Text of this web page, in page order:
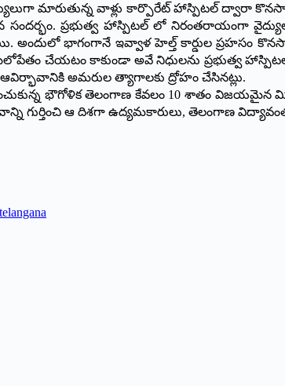
మారుతున్న వాళ్లు కార్పొరేట్ హాస్పిటల్ ద్వారా
ప్రభుత్వ హాస్పిటల్ లో నిరంతరాయంగా
అందులో భాగంగానే ఇవ్వాళ హెల్త్ కార్డుల ప్రహసం
చేయటం కాకుండా అవే నిధులను ప్రభుత్వ
అమరుల త్యాగాలకు ద్రోహం చేసినట్లు.
భౌగోళిక తెలంగాణ కేవలం 10 శాతం విజయమైన
ఆ దిశగా ఉద్యమకారులు, తెలంగాణ
telangana